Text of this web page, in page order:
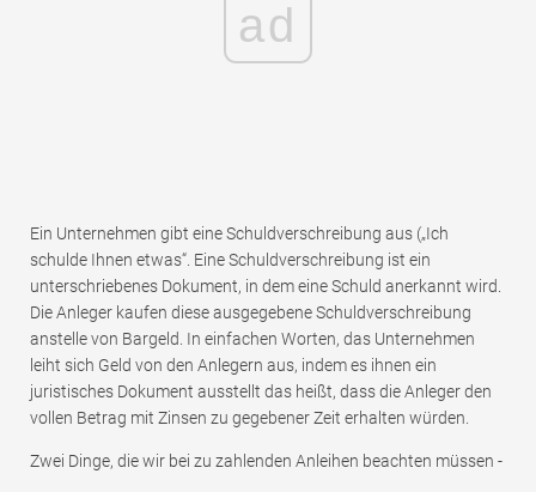
ad
Ein Unternehmen gibt eine Schuldverschreibung aus („Ich
schulde Ihnen etwas“. Eine Schuldverschreibung ist ein
unterschriebenes Dokument, in dem eine Schuld anerkannt wird.
Die Anleger kaufen diese ausgegebene Schuldverschreibung
anstelle von Bargeld. In einfachen Worten, das Unternehmen
leiht sich Geld von den Anlegern aus, indem es ihnen ein
juristisches Dokument ausstellt das heißt, dass die Anleger den
vollen Betrag mit Zinsen zu gegebener Zeit erhalten würden.
Zwei Dinge, die wir bei zu zahlenden Anleihen beachten müssen -